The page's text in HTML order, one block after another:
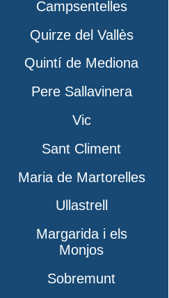
Campsentelles
Quirze del Vallès
Quintí de Mediona
Pere Sallavinera
Vic
Sant Climent
Maria de Martorelles
Ullastrell
Margarida i els
Monjos
Sobremunt